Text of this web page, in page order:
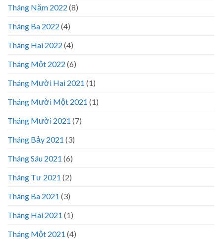
Tháng Năm 2022 (8)
Tháng Ba 2022 (4)
Tháng Hai 2022 (4)
Tháng Một 2022 (6)
Tháng Mười Hai 2021 (1)
Tháng Mười Một 2021 (1)
Tháng Mười 2021 (7)
Tháng Bảy 2021 (3)
Tháng Sáu 2021 (6)
Tháng Tư 2021 (2)
Tháng Ba 2021 (3)
Tháng Hai 2021 (1)
Tháng Một 2021 (4)